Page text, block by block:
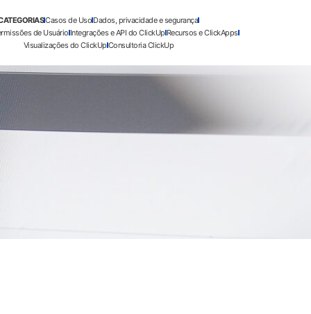
Casos de Uso Dados, privacidade e segurança
de UsuárioIntegrações e API do ClickUpRecursos e ClickApps
Visualizações do ClickUpConsultoria ClickUp